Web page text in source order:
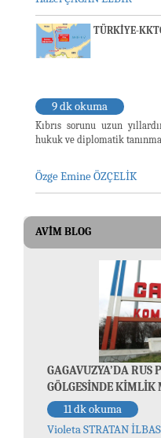
TÜRKİYE-
9 dk okuma
Kıbrıs sorunu uzun
hukuk ve diplomatik
Özge Emine ÖZÇELİK
AVIM BLOG
GAGAVUZYA’DA RUS
GÖLGESİNDE KİMLİK
11 dk okuma
Violeta STRATAN